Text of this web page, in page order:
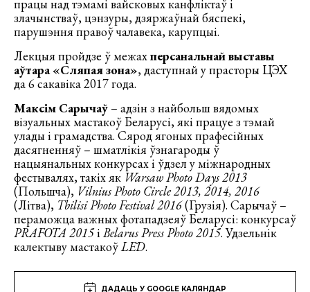
працы над тэмамі вайсковых канфліктаў і
злачынстваў, цэнзуры, дзяржаўнай бяспекі,
парушэння правоў чалавека, карупцыі.
Лекцыя пройдзе ў межахперсанальнай выставы
аўтара «Сляпая зона», даступнай у прасторы ЦЭХ
да 6 сакавіка 2017 года.
Максім Сарычаў – адзін з найбольш вядомых
візуальных мастакоў Беларусі, які працуе з тэмай
улады і грамадства. Сярод ягоных прафесійных
дасягненняў – шматлікія ўзнагароды ў
нацыянальных конкурсах і ўдзел у міжнародных
фестывалях, такіх як Warsaw Photo Days 2013
(Польшча), Vilnius Photo Circle 2013, 2014, 2016
(Літва), Tbilisi Photo Festival 2016(Грузія). Сарычаў –
пераможца важных фотападзеяў Беларусі: конкурсаў
PRAFOTA 2015іBelarus Press Photo 2015. Удзельнік
калектыву мастакоўLĒD.
ДАДАЦЬ У GOOGLE КАЛЯНДАР